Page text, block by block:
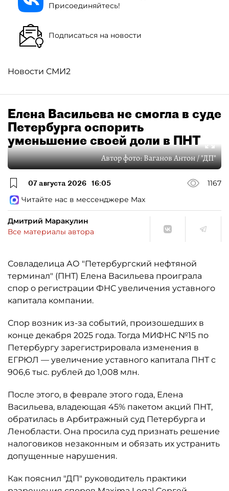
Присоединяйтесь!
Подписаться на новости
Новости СМИ2
Елена Васильева не смогла в суде
Петербурга оспорить
уменьшение своей доли в ПНТ
Автор фото:Ваганов Антон / "ДП"
07 августа 2026 16:05
1167
Читайте нас в мессенджере Max
Дмитрий Маракулин
Все материалы автора
Совладелица АО "Петербургский нефтяной
терминал" (ПНТ) Елена Васильева проиграла
спор о регистрации ФНС увеличения уставного
капитала компании.
Спор возник из-за событий, произошедших в
конце декабря 2025 года. Тогда МИФНС №15 по
Петербургу зарегистрировала изменения в
ЕГРЮЛ — увеличение уставного капитала ПНТ с
906,6 тыс. рублей до 1,008 млн.
После этого, в феврале этого года, Елена
Васильева, владеющая 45% пакетом акций ПНТ,
обратилась в Арбитражный суд Петербурга и
Ленобласти. Она просила суд признать решение
налоговиков незаконным и обязать их устранить
допущенные нарушения.
Как пояснил "ДП" руководитель практики